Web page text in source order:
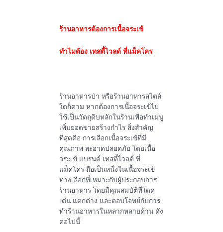
ร้านอาหารต้องการเนื้อจระเข้
ทำไมต้อง เทสตี้ไวลด์ ที่แม็คโคร
ร้านอาหารป่า หรือร้านอาหารสไตล์
ใดก็ตาม หากต้องการเนื้อจระเข้ไป
ใช้เป็นวัตถุดิบหลักในร้านเพื่อทำเมนู
เพิ่มยอดขายสร้างกำไร สิ่งสำคัญ
ที่สุดคือ การเลือกเนื้อจระเข้ที่มี
คุณภาพ สะอาดปลอดภัย โดยเนื้อ
จระเข้ แบรนด์ เทสตี้ไวลด์ ที่
แม็คโคร ถือเป็นหนึ่งในเนื้อจระเข้
ทางเลือกที่เหมาะกับผู้ประกอบการ
ร้านอาหาร โดยมีคุณสมบัติที่โดด
เด่น แตกต่าง และตอบโจทย์กับการ
ทำร้านอาหารในหลากหลายด้าน ดัง
ต่อไปนี้